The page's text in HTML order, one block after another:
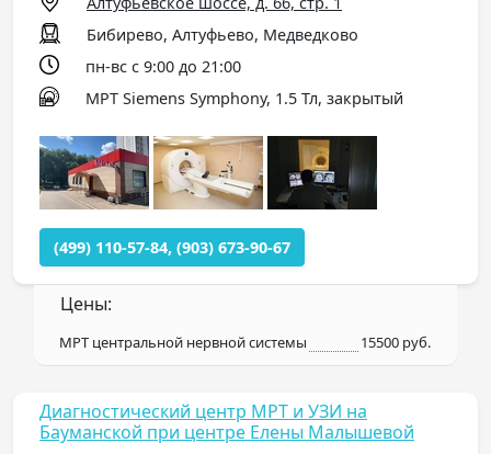
Бибирево, Алтуфьево, Медведково
пн-вс с 9:00 до 21:00
МРТ Siemens Symphony, 1.5 Тл, закрытый
(499) 110-57-84, (903) 673-90-67
Цены:
МРТ центральной нервной системы 15500 руб.
Диагностический центр МРТ и УЗИ на
Бауманской при центре Елены Малышевой